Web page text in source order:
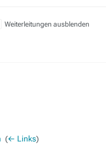
Weiterleitungen ausblenden
(← Links)